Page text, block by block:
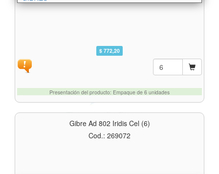
$ 772,20
Presentación del producto: Empaque de 6 unidades
Gibre Ad 802 Iridis Cel (6)
Cod.: 269072